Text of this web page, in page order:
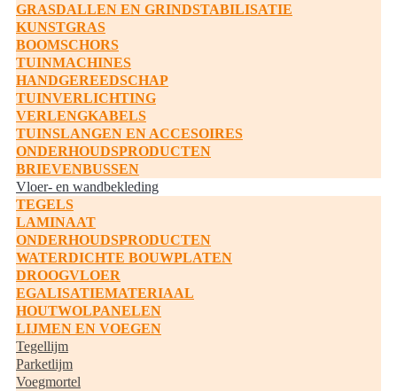
GRASDALLEN EN GRINDSTABILISATIE
KUNSTGRAS
BOOMSCHORS
TUINMACHINES
HANDGEREEDSCHAP
TUINVERLICHTING
VERLENGKABELS
TUINSLANGEN EN ACCESOIRES
ONDERHOUDSPRODUCTEN
BRIEVENBUSSEN
Vloer- en wandbekleding
TEGELS
LAMINAAT
ONDERHOUDSPRODUCTEN
WATERDICHTE BOUWPLATEN
DROOGVLOER
EGALISATIEMATERIAAL
HOUTWOLPANELEN
LIJMEN EN VOEGEN
Tegellijm
Parketlijm
Voegmortel